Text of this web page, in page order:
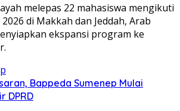
melepas 22 mahasiswa mengikuti
di Makkah dan Jeddah, Arab
ekspansi program ke
Bappeda Sumenep Mulai
DPRD